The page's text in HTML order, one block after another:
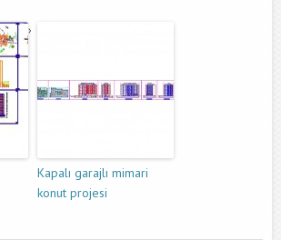
Kapalı garajlı mimari
konut projesi